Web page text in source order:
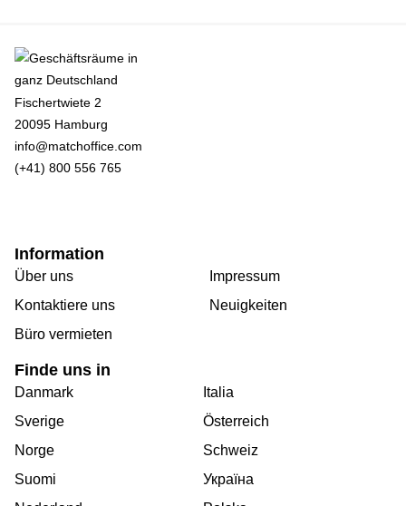
Fischertwiete 2
20095 Hamburg
info@matchoffice.com
(+41) 800 556 765
Information
Über uns
Kontaktiere uns
Büro vermieten
Impressum
Neuigkeiten
Finde uns in
Danmark
Sverige
Norge
Suomi
Italia
Österreich
Schweiz
Україна